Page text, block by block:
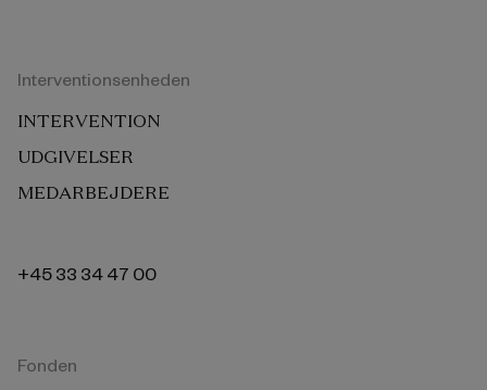
Interventionsenheden
INTERVENTION
UDGIVELSER
MEDARBEJDERE
+45 33 34 47 00
Fonden